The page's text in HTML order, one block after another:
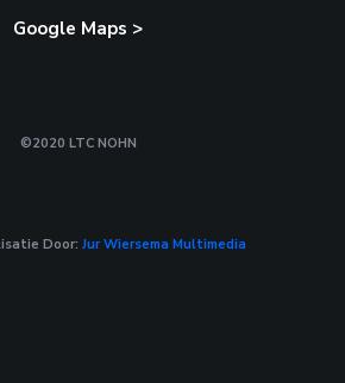
Google Maps >
©2020 LTC NOHN
Door: Jur Wiersema Multimedia